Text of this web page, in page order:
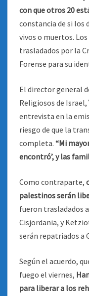
con que otros 20
constancia de si los
vivos o muertos.
trasladados por la
Forense para su
El director general
Religiosos de Israel,
entrevista en la
riesgo de que la
completa. “Mi
encontró’, y las
Como contraparte,
palestinos serán
fueron trasladados
Cisjordania, y
serán repatriados a
Según el acuerdo,
fuego el viernes,
para liberar a los